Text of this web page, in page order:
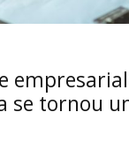
se tornou